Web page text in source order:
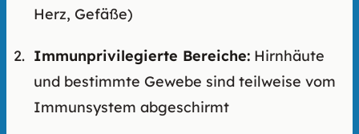
Herz, Gefäße)
Immunprivilegierte Bereiche: Hirnhäute
und bestimmte Gewebe sind teilweise vom
Immunsystem abgeschirmt